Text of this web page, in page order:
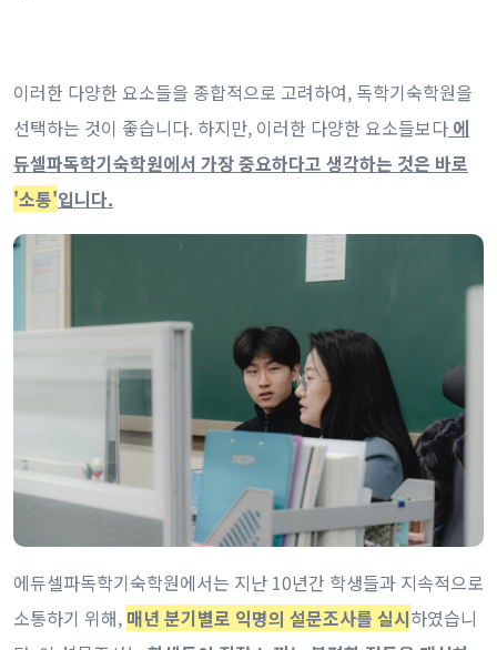
이러한 다양한 요소들을 종합적으로 고려하여, 독학기숙학원을
선택하는 것이 좋습니다. 하지만, 이러한 다양한 요소들보다 에
듀셀파독학기숙학원에서 가장 중요하다고 생각하는 것은 바로
'소통'입니다.
에듀셀파독학기숙학원에서는 지난 10년간 학생들과 지속적으로
소통하기 위해, 매년 분기별로 익명의 설문조사를 실시하였습니